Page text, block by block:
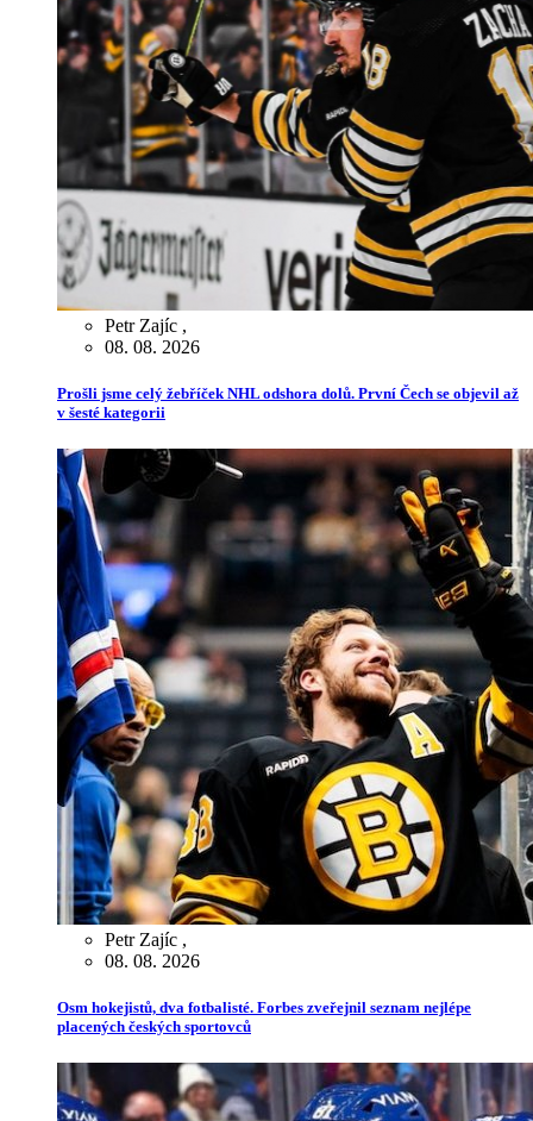
Petr Zajíc ,
08. 08. 2026
Prošli jsme celý žebříček NHL odshora dolů. První Čech se objevil až
v šesté kategorii
Petr Zajíc ,
08. 08. 2026
Osm hokejistů, dva fotbalisté. Forbes zveřejnil seznam nejlépe
placených českých sportovců